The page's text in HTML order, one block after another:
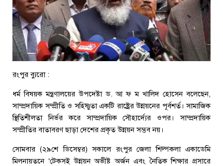
রংপুর ব্যুরো :
ধর্ম বিষয়ক মন্ত্রণালয়ের উপদেষ্টা ড. আ ফ ম খালিদ হোসেন বলেছেন,
সাম্প্রদায়িক সম্প্রীতি ও সহিষ্ণুতা একটি রাষ্ট্রের উন্নয়নের পূর্বশর্ত। সামাজিক
স্থিতিশীলতা নির্ভর করে সাম্প্রদায়িক সৌহার্দ্যের ওপর। সাম্প্রদায়িক
সম্প্রীতির বাতাবরণ ছাড়া দেশের প্রকৃত উন্নয়ন সম্ভব নয়।
সোমবার (২৯শে ডিসেম্বর) সকালে রংপুর জেলা শিল্পকলা একাডেমি
মিলনায়তনে ‘টেকসই উন্নয়ন অভীষ্ট অর্জন এবং নৈতিক শিক্ষার প্রসারে